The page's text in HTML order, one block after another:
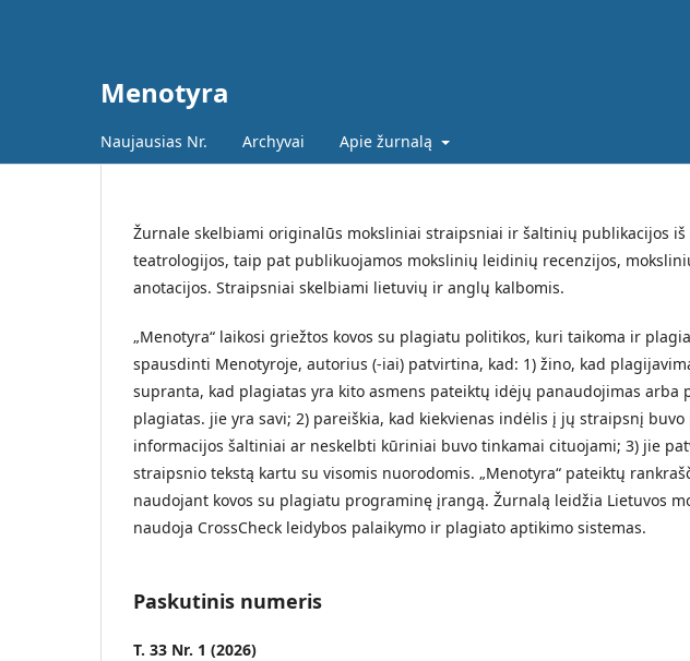
Menotyra
Naujausias Nr. Archyvai Apie žurnalą
Žurnale skelbiami originalūs moksliniai straipsniai ir šaltinių publikacijos
teatrologijos, taip pat publikuojamos mokslinių leidinių recenzijos,
anotacijos. Straipsniai skelbiami lietuvių ir anglų kalbomis.
„Menotyra“ laikosi griežtos kovos su plagiatu politikos, kuri taikoma ir
spausdinti Menotyroje, autorius (-iai) patvirtina, kad: 1) žino, kad
supranta, kad plagiatas yra kito asmens pateiktų idėjų panaudojimas arba
plagiatas. jie yra savi; 2) pareiškia, kad kiekvienas indėlis į jų straipsnį
informacijos šaltiniai ar neskelbti kūriniai buvo tinkamai cituojami; 3) jie
straipsnio tekstą kartu su visomis nuorodomis. „Menotyra“ pateiktų
naudojant kovos su plagiatu programinę įrangą. Žurnalą leidžia Lietuvos
naudoja CrossCheck leidybos palaikymo ir plagiato aptikimo sistemas.
Paskutinis numeris
T. 33 Nr. 1 (2026)